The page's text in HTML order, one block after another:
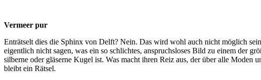
Vermeer pur
Enträtselt dies die Sphinx von Delft? Nein. Das wird wohl auch nicht möglich
eigentlich nicht sagen, was ein so schlichtes, anspruchsloses Bild zu einem der
silberne oder gläserne Kugel ist. Was macht ihren Reiz aus, der über alle Moden
bleibt ein Rätsel.